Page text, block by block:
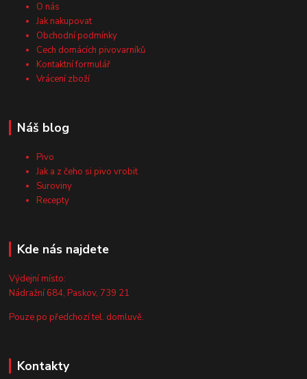
O nás
Jak nakupovat
Obchodní podmínky
Cech domácích pivovarníků
Kontaktní formulář
Vrácení zboží
Náš blog
Pivo
Jak a z čeho si pivo vrobit
Suroviny
Recepty
Kde nás najdete
Výdejní místo:
Nádražní 684, Paskov, 739 21
Pouze po předchozí tel. domluvě.
Kontakty